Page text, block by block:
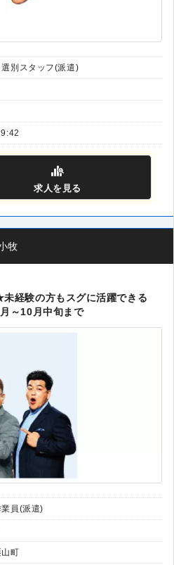
別スタッフ(派遣)
求人 を見る
牧
経験の方もスグに活躍できる
～10月中旬まで
員(派遣)
町